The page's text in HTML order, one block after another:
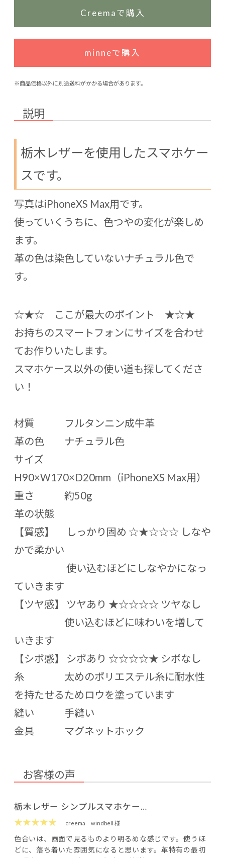
Creemaで購入
minneで購入
※商品価格以外に別途送料がかかる場合があります。
説明
栃木レザーを使用したスマホケー
スです。
写真はiPhoneXS Max用です。
使っていくうちに、色つやの変化が楽しめ
ます。
革の色は染色していないナチュラル色で
す。
☆★☆ ここが最大のポイント ★☆★
お持ちのスマートフォンにサイズを合わせ
てお作りいたします。
スマホケース以外の使い道も探してくださ
い！
材質 フルタンニン成牛革
革の色 ナチュラル色
サイズ
H90×W170×D20mm（iPhoneXS Max用）
重さ 約50g
革の状態
【質感】 しっかり固め ☆★☆☆☆ しなや
かで柔かい
使い込むほどにしなやかになっ
ていきます
【ツヤ感】 ツヤあり ★☆☆☆☆ ツヤなし
使い込むほどに味わいを増して
いきます
【シボ感】 シボあり ☆☆☆☆★ シボなし
糸 太めのポリエステル糸に耐水性
を持たせるためロウを塗っています
縫い 手縫い
金具 マグネットホック
お客様の声
栃木レザー シンプルスマホケー…
★★★★★
creema windbell 様
色合いは、画面で見るものより明るめな感じです。使うほ
どに、落ち着いた雰囲気になると思います。革特有の最初